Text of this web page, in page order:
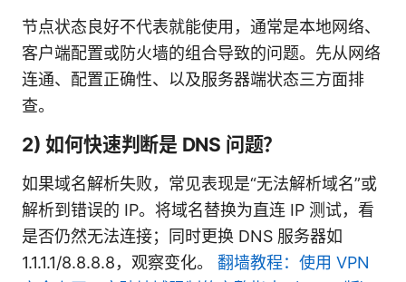
节点状态良好不代表就能使用，通常是本地网络、
客户端配置或防火墙的组合导致的问题。先从网络
连通、配置正确性、以及服务器端状态三方面排
查。
2) 如何快速判断是 DNS 问题？
如果域名解析失败，常见表现是“无法解析域名”或
解析到错误的 IP。将域名替换为直连 IP 测试，看
是否仍然无法连接；同时更换 DNS 服务器如
1.1.1.1/8.8.8.8，观察变化。 翻墙教程：使用 VPN